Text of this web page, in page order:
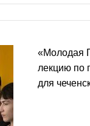
«Молодая
лекцию по
для